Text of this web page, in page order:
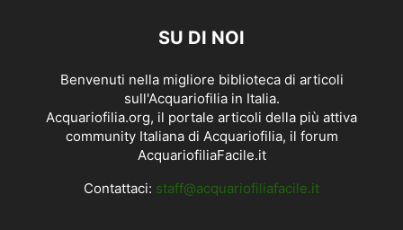
SU DI NOI
Benvenuti nella migliore biblioteca di articoli
sull'Acquariofilia in Italia.
Acquariofilia.org, il portale articoli della più attiva
community Italiana di Acquariofilia, il forum
AcquariofiliaFacile.it
Contattaci: staff@acquariofiliafacile.it